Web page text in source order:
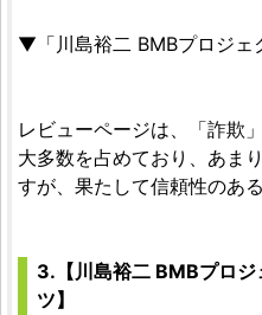
▼「川島裕二 BMBプロジェ
レビューページは、「詐欺
大多数を占めており、あま
すが、果たして信頼性のあ
3.【川島裕二 BMBプロ
ツ】